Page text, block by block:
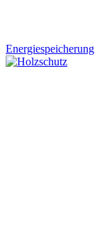
Energiespeicherung